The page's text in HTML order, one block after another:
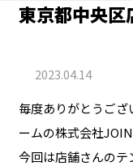
東京都中央区
2023.04.14
毎度ありがとうご
ームの株式会社
今回は店舗さんのテ